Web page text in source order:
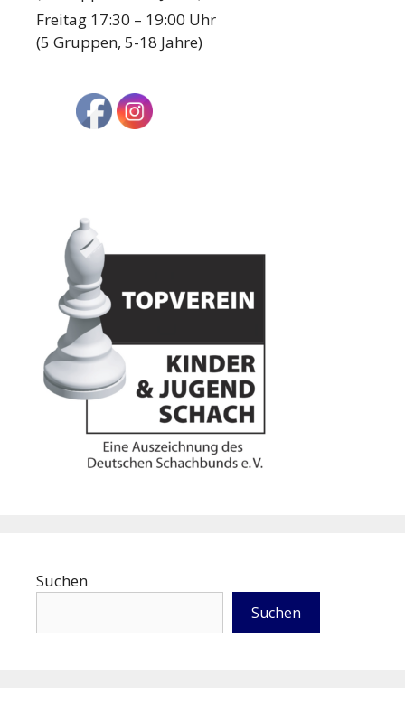
Freitag 17:30 – 19:00 Uhr
(5 Gruppen, 5-18 Jahre)
Suchen
Suchen